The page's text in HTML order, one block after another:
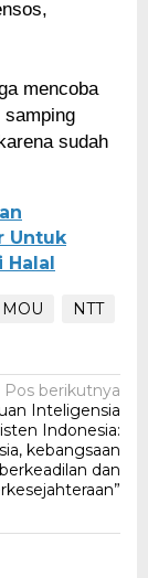
mencoba
samping
sudah
Untuk
MOU
NTT
Pos berikutnya
Inteligensia
Indonesia:
kebangsaan
dan